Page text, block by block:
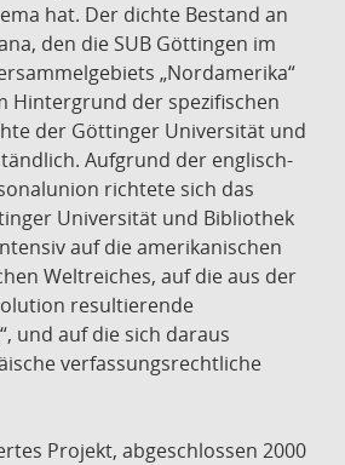
hat. Der dichte Bestand an
den die SUB Göttingen im
„Nordamerika“
Hintergrund der spezifischen
der Göttinger Universität und
Aufgrund der englisch-
richtete sich das
Universität und Bibliothek
auf die amerikanischen
Weltreiches, auf die aus der
resultierende
und auf die sich daraus
verfassungsrechtliche
Projekt, abgeschlossen 2000